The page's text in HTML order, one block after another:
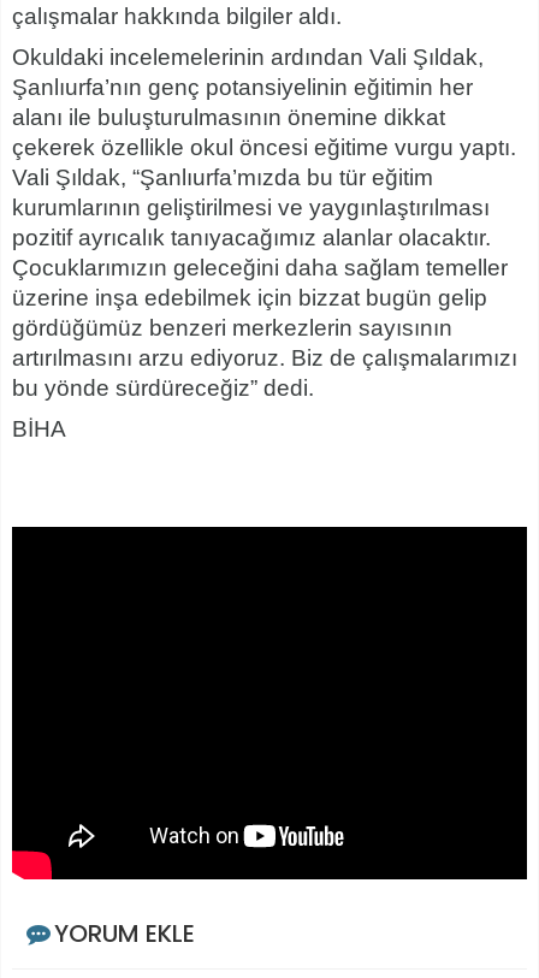
çalışmalar hakkında bilgiler aldı.
Okuldaki incelemelerinin ardından Vali Şıldak,
Şanlıurfa’nın genç potansiyelinin eğitimin her
alanı ile buluşturulmasının önemine dikkat
çekerek özellikle okul öncesi eğitime vurgu yaptı.
Vali Şıldak, “Şanlıurfa’mızda bu tür eğitim
kurumlarının geliştirilmesi ve yaygınlaştırılması
pozitif ayrıcalık tanıyacağımız alanlar olacaktır.
Çocuklarımızın geleceğini daha sağlam temeller
üzerine inşa edebilmek için bizzat bugün gelip
gördüğümüz benzeri merkezlerin sayısının
artırılmasını arzu ediyoruz. Biz de çalışmalarımızı
bu yönde sürdüreceğiz” dedi.
BİHA
YORUM EKLE